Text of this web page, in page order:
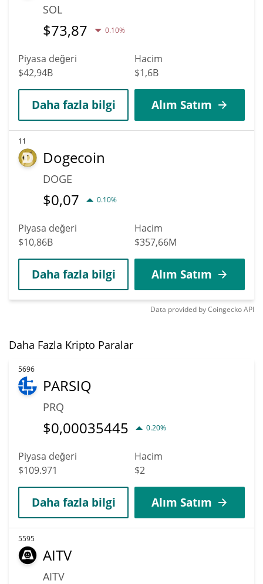
SOL
$73,87 0.10%
Piyasa değeri
$42,94B
Hacim
$1,6B
Daha fazla bilgi Alım Satım
11
Dogecoin
DOGE
$0,07 0.10%
Piyasa değeri
$10,86B
Hacim
$357,66M
Daha fazla bilgi Alım Satım
Data provided byCoingeckoAPI
Daha Fazla Kripto Paralar
5696
PARSIQ
PRQ
$0,00035445 0.20%
Piyasa değeri
$109.971
Hacim
$2
Daha fazla bilgi Alım Satım
5595
AITV
AITV